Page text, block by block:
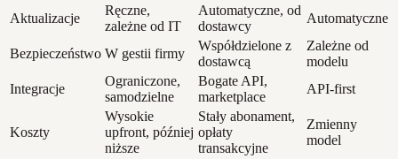
Aktualizacje
Ręczne,
zależne od IT
Automatyczne, od
dostawcy
Automatyczne
Bezpieczeństwo W gestii firmy
Współdzielone z
dostawcą
Zależne od
modelu
Integracje
Ograniczone,
samodzielne
Bogate API,
marketplace
API-first
Koszty
Wysokie
upfront, później
niższe
Stały abonament,
opłaty
transakcyjne
Zmienny
model